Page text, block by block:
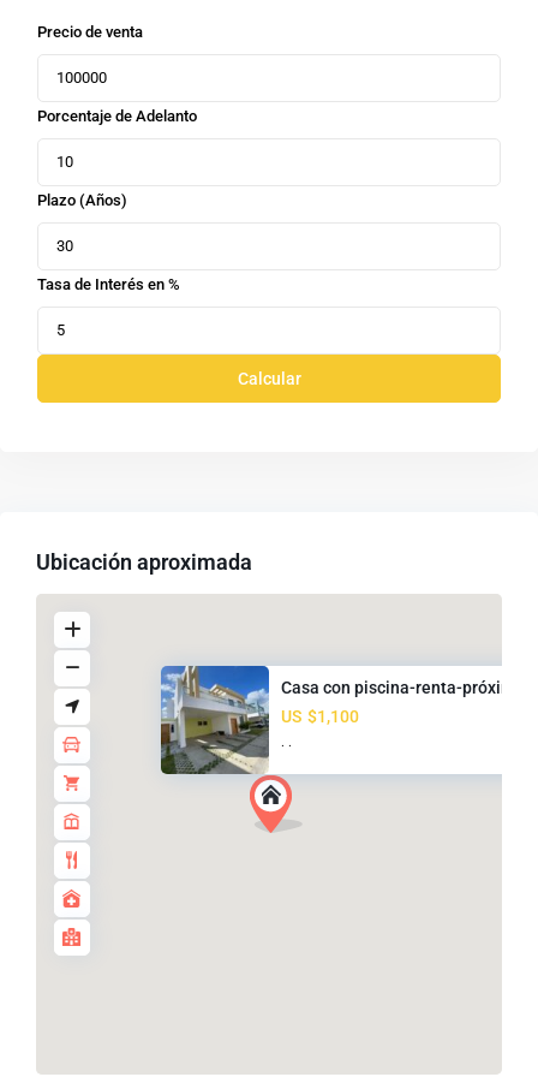
Precio de venta
Porcentaje de Adelanto
Plazo (Años)
Tasa de Interés en %
Calcular
Ubicación aproximada
Casa con piscina-renta-próximo...
US $1,100
· ·
carretera
duarte